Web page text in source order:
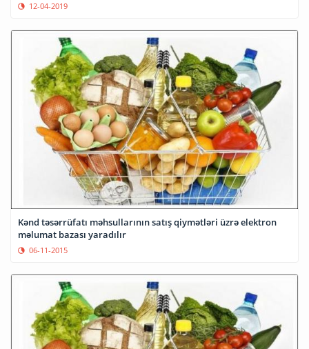
12-04-2019
Kənd təsərrüfatı məhsullarının satış qiymətləri üzrə elektron
məlumat bazası yaradılır
06-11-2015